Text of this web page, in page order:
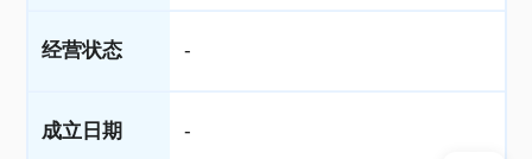
经营状态 -
成立日期 -